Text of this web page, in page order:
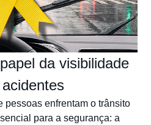
da visibilidade
pessoas enfrentam o trânsito
para a segurança: a